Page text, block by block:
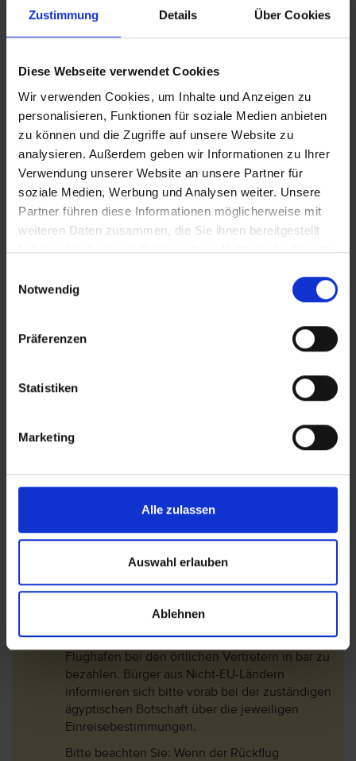
Zustimmung Details Über Cookies
Diese Webseite verwendet Cookies
Wir verwenden Cookies, um Inhalte und Anzeigen zu
personalisieren, Funktionen für soziale Medien anbieten
zu können und die Zugriffe auf unsere Website zu
analysieren. Außerdem geben wir Informationen zu Ihrer
Verwendung unserer Website an unsere Partner für
soziale Medien, Werbung und Analysen weiter. Unsere
Partner führen diese Informationen möglicherweise mit
weiteren Daten zusammen, die Sie ihnen bereitgestellt
haben oder die sie im Rahmen Ihrer Nutzung der Dienste
Notwendig
Präferenzen
Statistiken
Marketing
Alle zulassen
Auswahl erlauben
Ablehnen
nutzen. Bitte beachten Sie, dass es bei Nur-Hotel-
Buchungen vorkommen kann, dass der Hotelier einen
fordert. Sollte ein derartiger Nachweis nicht gelingen, kann
es vorkommen, dass der Hotelier
Nachzahlungsforderungen stellt oder die Buchung nicht
akzeptiert. Bitte beachten Sie, dass die vtours
Hotelbeschreibung für Ihre Buchung relevant ist! Es ist
möglich, dass in Einzelfällen nicht alle Veranstalter
Hotelbeschreibungen ausweisen oder es entscheidende
Unterschiede in den beschriebenen Leistungen gibt. Aug.
2023
Wichtige Hinweise
kostenpflichtiges Visum erforderlich. EU-Bürger
können das Visum entweder vor Anreise bei
Generalkonsulaten (derzeit 28,00 EUR p.P.)
oder online als E-Visum über das Visa-Portal
Einreise nach Ägypten an den dafür
(derzeit 30,00 USD p.P.) erwerben.
unsere örtliche Agentur bei Einreise auch die
Möglichkeit das „Welcome to Egypt“- Paket für
den Visagebühren zusätzlich weitere
Leistungen wie die beschleunigte Abwicklung
Begrüßung durch die Reiseleitung bietet. Das
„Welcome to Egypt“- Paket ist bei Ankunft am
Flughafen bei den örtlichen Vertretern in bar zu
bezahlen. Bürger aus Nicht-EU-Ländern
informieren sich bitte vorab bei der zuständigen
ägyptischen Botschaft über die jeweiligen
Einreisebestimmungen.
Bitte beachten Sie: Wenn der Rückflug